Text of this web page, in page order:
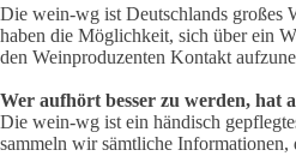
Die wein-wg ist Deutschlands großes
haben die Möglichkeit, sich über ein
den Weinproduzenten Kontakt
Wer aufhört besser zu werden, hat
Die wein-wg ist ein händisch
sammeln wir sämtliche Informationen,